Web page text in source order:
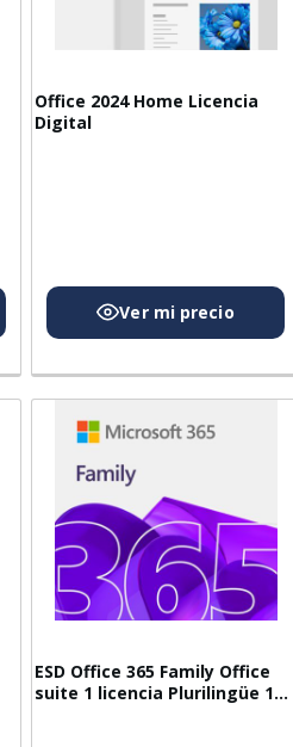
Office 2024 Home Licencia
Digital
ESD Office 365 Family Office
suite 1 licencia Plurilingüe 1